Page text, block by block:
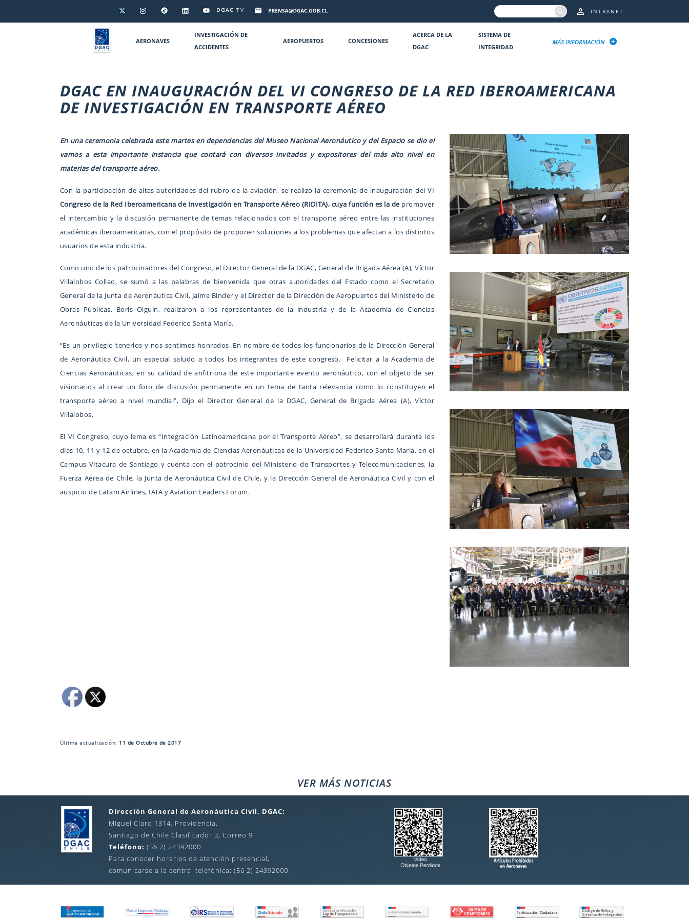
DGAC TV INTRANET
AERONAVES
INVESTIGACIÓN DE
ACCIDENTES
AEROPUERTOS CONCESIONES
ACERCA DE LA
DGAC
SISTEMA DE
INTEGRIDAD
DGAC EN INAUGURACIÓN DEL VI CONGRESO DE LA RED IBEROAMERICANA
DE INVESTIGACIÓN EN TRANSPORTE AÉREO
En una ceremonia celebrada este martes en dependencias del Museo Nacional Aeronáutico y del Espacio se dio el
vamos a esta importante instancia que contará con diversos invitados y expositores del más alto nivel en
materias del transporte aéreo.
Con la participación de altas autoridades del rubro de la aviación, se realizó la ceremonia de inauguración del VI
Congreso de la Red Iberoamericana de Investigación en Transporte Aéreo (RIDITA), cuya función es la depromover
el intercambio y la discusión permanente de temas relacionados con el transporte aéreo entre las instituciones
académicas iberoamericanas, con el propósito de proponer soluciones a los problemas que afectan a los distintos
usuarios de esta industria.
Como uno de los patrocinadores del Congreso, el Director General de la DGAC, General de Brigada Aérea (A), Víctor
Villalobos Collao, se sumó a las palabras de bienvenida que otras autoridades del Estado como el Secretario
General de la Junta de Aeronáutica Civil, Jaime Binder y el Director de la Dirección de Aeropuertos del Ministerio de
Obras Públicas, Boris Olguín, realizaron a los representantes de la industria y de la Academia de Ciencias
Aeronáuticas de la Universidad Federico Santa María.
“Es un privilegio tenerlos y nos sentimos honrados. En nombre de todos los funcionarios de la Dirección General
de Aeronáutica Civil, un especial saludo a todos los integrantes de este congreso. Felicitar a la Academia de
Ciencias Aeronáuticas, en su calidad de anfitriona de este importante evento aeronáutico, con el objeto de ser
visionarios al crear un foro de discusión permanente en un tema de tanta relevancia como lo constituyen el
transporte aéreo a nivel mundial”, Dijo el Director General de la DGAC, General de Brigada Aérea (A), Víctor
Villalobos.
El VI Congreso, cuyo lema es “Integración Latinoamericana por el Transporte Aéreo”, se desarrollará durante los
días 10, 11 y 12 de octubre, en la Academia de Ciencias Aeronáuticas de la Universidad Federico Santa María, en el
Campus Vitacura de Santiago y cuenta con el patrocinio del Ministerio de Transportes y Telecomunicaciones, la
Fuerza Aérea de Chile, la Junta de Aeronáutica Civil de Chile, y la Dirección General de Aeronáutica Civil y con el
auspicio de Latam Airlines, IATA y Aviation Leaders Forum.
Última actualización: 11 de Octubre de 2017
VER MÁS NOTICIAS
Dirección General de Aeronáutica Civil, DGAC:
Miguel Claro 1314, Providencia,
Santiago de Chile Clasificador 3, Correo 9
Teléfono: (56 2) 24392000
Para conocer horarios de atención presencial,
comunicarse a la central telefónica: (56 2) 24392000.